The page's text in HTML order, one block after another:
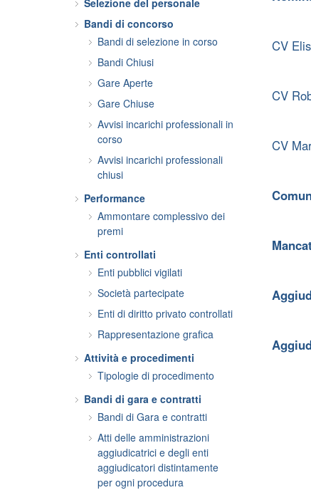
Selezione del personale
Bandi di concorso
Bandi di selezione in corso
Bandi Chiusi
Gare Aperte
Gare Chiuse
Avvisi incarichi professionali in
corso
Avvisi incarichi professionali
chiusi
Performance
Ammontare complessivo dei
premi
Enti controllati
Enti pubblici vigilati
Società partecipate
Enti di diritto privato controllati
Rappresentazione grafica
Attività e procedimenti
Tipologie di procedimento
Bandi di gara e contratti
Bandi di Gara e contratti
Atti delle amministrazioni
aggiudicatrici e degli enti
aggiudicatori distintamente
per ogni procedura
CV
CV
CV